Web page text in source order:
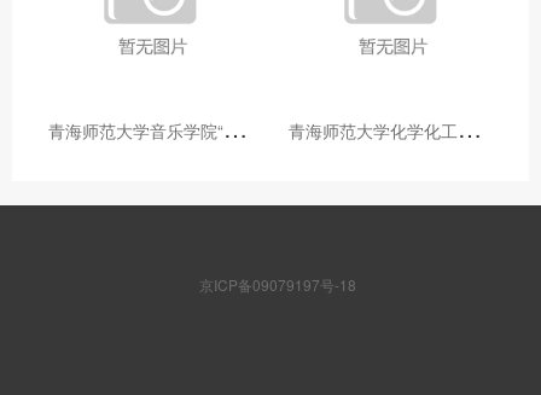
青
海师范大学音乐学院“青舞华章”本科舞蹈专业中期汇报圆满落幕 青
海师范大学化学化工学院开展铸牢中华民族共同体意识大讲堂活动
京ICP备09079197号-18